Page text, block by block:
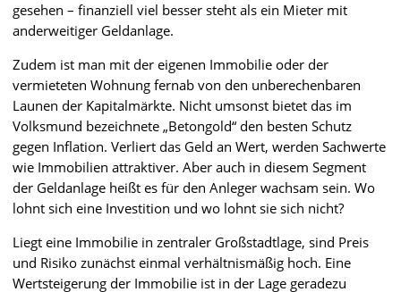
gesehen – finanziell viel besser steht als ein Mieter mit
anderweitiger Geldanlage.
Zudem ist man mit der eigenen Immobilie oder der
vermieteten Wohnung fernab von den unberechenbaren
Launen der Kapitalmärkte. Nicht umsonst bietet das im
Volksmund bezeichnete „Betongold“ den besten Schutz
gegen Inflation. Verliert das Geld an Wert, werden Sachwerte
wie Immobilien attraktiver. Aber auch in diesem Segment
der Geldanlage heißt es für den Anleger wachsam sein. Wo
lohnt sich eine Investition und wo lohnt sie sich nicht?
Liegt eine Immobilie in zentraler Großstadtlage, sind Preis
und Risiko zunächst einmal verhältnismäßig hoch. Eine
Wertsteigerung der Immobilie ist in der Lage geradezu